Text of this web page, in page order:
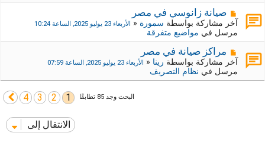
د
ة
ك
ة
ج
د
ي
د
ة
م
ش
ر
ك
ة
ج
د
صيانة زانوسي في مصر
آخر مشاركة بواسطة سمورة« الأربعاء 23 يوليو 2025, الساعة 10:24
مرسل في مواضيع متفرقة
م
ش
ر
مراكز صيانة في مصر
آخر مشاركة بواسطة رينا« الأربعاء 23 يوليو 2025, الساعة 07:59
مرسل في نظام التصريف
البحث وجد 85 تطابقًا 1
2
3
4التالي
الانتقال إلى